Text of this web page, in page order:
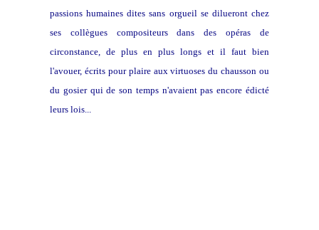
passions humaines dites sans orgueil se dilueront chez
ses collègues compositeurs dans des opéras de
circonstance, de plus en plus longs et il faut bien
l'avouer, écrits pour plaire aux virtuoses du chausson ou
du gosier qui de son temps n'avaient pas encore édicté
leurs lois...